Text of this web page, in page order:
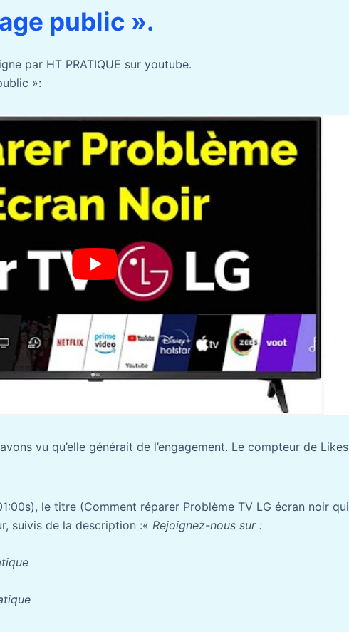
public ».
par HT PRATIQUE sur youtube.
»:
vu qu’elle générait de l’engagement. Le compteur de Likes
le titre (Comment réparer Problème TV LG écran noir qui
suivis de la description :« Rejoignez-nous sur :